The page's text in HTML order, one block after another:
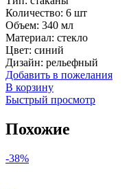
Количество: 6 шт
Объем: 340 мл
Материал: стекло
Цвет: синий
Дизайн: рельефный
Добавить в пожелания
В корзину
Быстрый просмотр
Похожие
-38%